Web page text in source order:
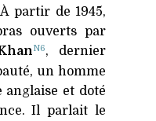
partir de 1945,
ouverts par
N6, dernier
un homme
et doté
Il parlait le